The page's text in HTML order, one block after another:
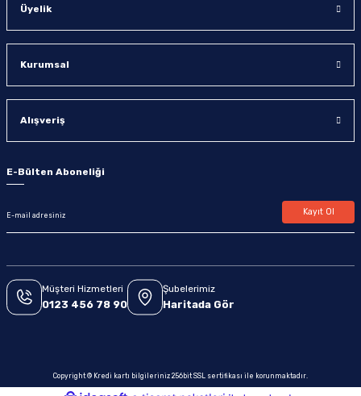
Üyelik
Kurumsal
Alışveriş
E-Bülten Aboneliği
Kayıt Ol
Müşteri Hizmetleri
0123 456 78 90
Şubelerimiz
Haritada Gör
Copyright © Kredi kartı bilgileriniz 256bit SSL sertifikası ile korunmaktadır.